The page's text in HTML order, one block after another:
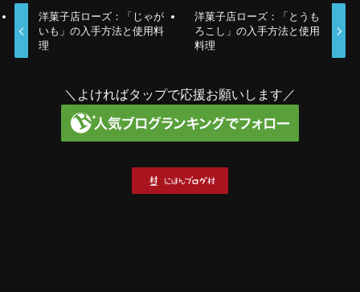
洋菓子店ローズ：「じゃが
いも」の入手方法と使用料
理
洋菓子店ローズ：「とうも
ろこし」の入手方法と使用
料理
＼よければタップで応援お願いします／